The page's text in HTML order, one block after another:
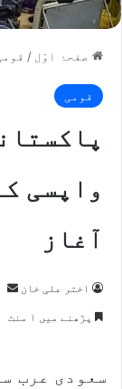
صفحۂ اوّل / قومی
قومی
واپسی
آغاز
اختر علی خان
پڑھنے میں ۱ منٹ
سعودی عرب